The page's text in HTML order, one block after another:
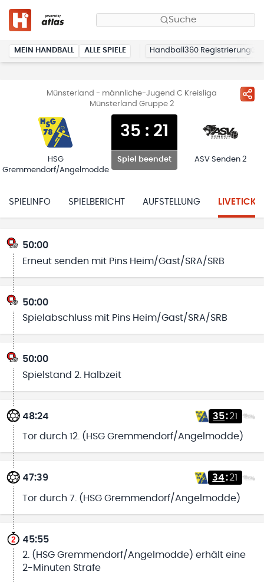
Suche
MEIN HANDBALL ALLE SPIELE Handball360 Registrierung
Münsterland - männliche-Jugend C Kreisliga
Münsterland Gruppe 2
HSG
Gremmendorf/Angelmodde
35 : 21
Spiel beendet ASV Senden 2
SPIELINFO SPIELBERICHT AUFSTELLUNG
50:00
Erneut senden mit Pins Heim/Gast/SRA/SRB
50:00
Spielabschluss mit Pins Heim/Gast/SRA/SRB
50:00
Spielstand 2. Halbzeit
48:24 35:21
Tor durch 12. (HSG Gremmendorf/Angelmodde)
47:39 34:21
Tor durch 7. (HSG Gremmendorf/Angelmodde)
45:55
2. (HSG Gremmendorf/Angelmodde) erhält eine
2-Minuten Strafe